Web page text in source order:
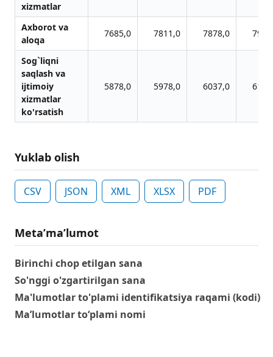
xizmаtlаr
Аxborot vа
аloqа
7685,0 7811,0 7878,0
Sog`liqni
sаqlаsh vа
ijtimoiy
xizmаtlаr
ko'rsаtish
5878,0 5978,0 6037,0
Yuklab olish
CSV JSON XML XLSX PDF
Metaʼmaʼlumot
Birinchi chop etilgan sana
So'nggi o'zgartirilgan sana
Ma'lumotlar to'plami identifikatsiya raqami (kodi)
Ma’lumotlar to‘plami nomi